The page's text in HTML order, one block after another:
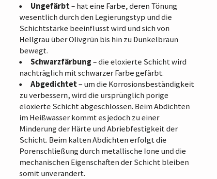
Ungefärbt– hat eine Farbe, deren Tönung
wesentlich durch den Legierungstyp und die
Schichtstärke beeinflusst wird und sich von
Hellgrau über Olivgrün bis hin zu Dunkelbraun
bewegt.
Schwarzfärbung– die eloxierte Schicht wird
nachträglich mit schwarzer Farbe gefärbt.
Abgedichtet– um die Korrosionsbeständigkeit
zu verbessern, wird die ursprünglich porige
eloxierte Schicht abgeschlossen. Beim Abdichten
im Heißwasser kommt es jedoch zu einer
Minderung der Härte und Abriebfestigkeit der
Schicht. Beim kalten Abdichten erfolgt die
Porenschließung durch metallische Ione und die
mechanischen Eigenschaften der Schicht bleiben
somit unverändert.